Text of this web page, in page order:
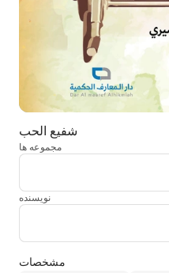
شفیع الحب
مجموعه ها
نویسنده
مشخصات